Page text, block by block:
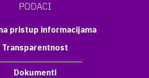
PODACI
pristup informacijama
Transparentnost
Dokumenti